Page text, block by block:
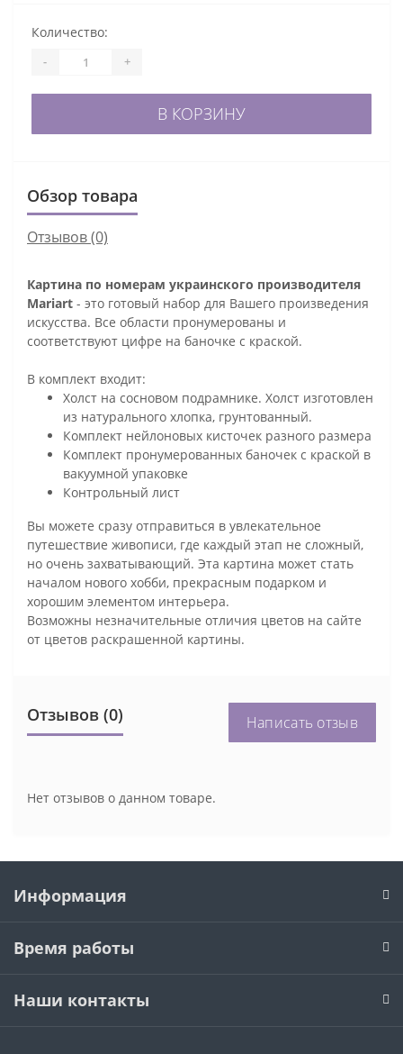
Количество:
- +
В КОРЗИНУ
Обзор товара
Отзывов (0)
Картина по номерам украинского производителя
Mariart - это готовый набор для Вашего произведения
искусства. Все области пронумерованы и
соответствуют цифре на баночке с краской.
В комплект входит:
Холст на сосновом подрамнике. Холст изготовлен
из натурального хлопка, грунтованный.
Комплект нейлоновых кисточек разного размера
Комплект пронумерованных баночек с краской в
вакуумной упаковке
Контрольный лист
Вы можете сразу отправиться в увлекательное
путешествие живописи, где каждый этап не сложный,
но очень захватывающий. Эта картина может стать
началом нового хобби, прекрасным подарком и
хорошим элементом интерьера.
Возможны незначительные отличия цветов на сайте
от цветов раскрашенной картины.
Отзывов (0) Написать отзыв
Нет отзывов о данном товаре.
Информация
Время работы
Наши контакты